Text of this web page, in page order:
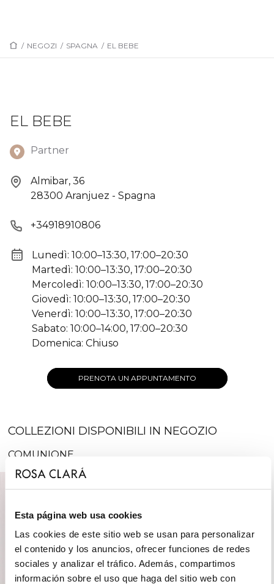
Esta página web usa cookies
Las cookies de este sitio web se usan para personalizar
el contenido y los anuncios, ofrecer funciones de redes
sociales y analizar el tráfico. Además, compartimos
información sobre el uso que haga del sitio web con
/ NEGOZI / SPAGNA / EL BEBE
EL BEBE
Partner
Almibar, 36
28300 Aranjuez - Spagna
+34918910806
Lunedì: 10:00–13:30, 17:00–20:30
Martedì: 10:00–13:30, 17:00–20:30
Mercoledì: 10:00–13:30, 17:00–20:30
Giovedì: 10:00–13:30, 17:00–20:30
Venerdì: 10:00–13:30, 17:00–20:30
Sabato: 10:00–14:00, 17:00–20:30
Domenica: Chiuso
PRENOTA UN APPUNTAMENTO
COLLEZIONI DISPONIBILI IN NEGOZIO
COMUNIONE